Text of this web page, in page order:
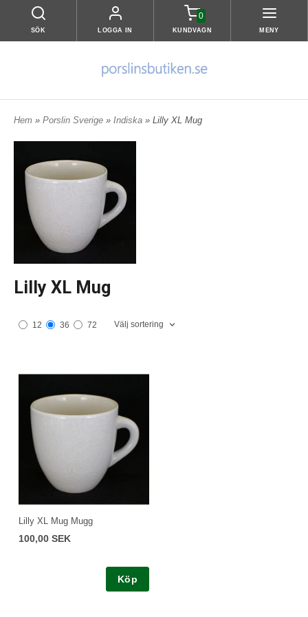
SÖK LOGGA IN
0
KUNDVAGN MENY
Hem » Porslin Sverige » Indiska » Lilly XL Mug
Lilly XL Mug
12 36 72 Välj sortering
Lilly XL Mug Mugg
100,00 SEK
Köp